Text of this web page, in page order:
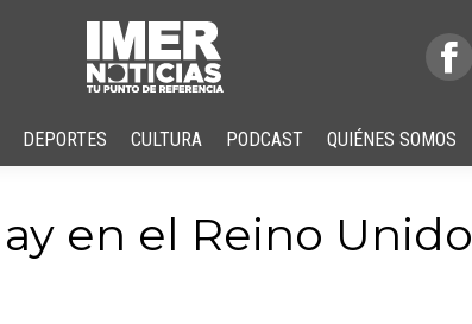
DEPORTES CULTURA PODCAST QUIÉNES SOMOS
en el Reino Unido